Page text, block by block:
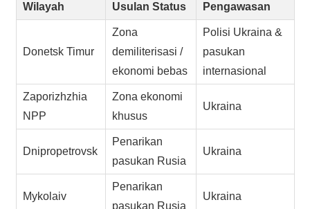
Wilayah Usulan Status Pengawasan
Donetsk Timur
Zona
demiliterisasi /
ekonomi bebas
Polisi Ukraina &
pasukan
internasional
Zaporizhzhia
NPP
Zona ekonomi
khusus
Ukraina
Dnipropetrovsk
Penarikan
pasukan Rusia
Ukraina
Mykolaiv
Penarikan
pasukan Rusia
Ukraina